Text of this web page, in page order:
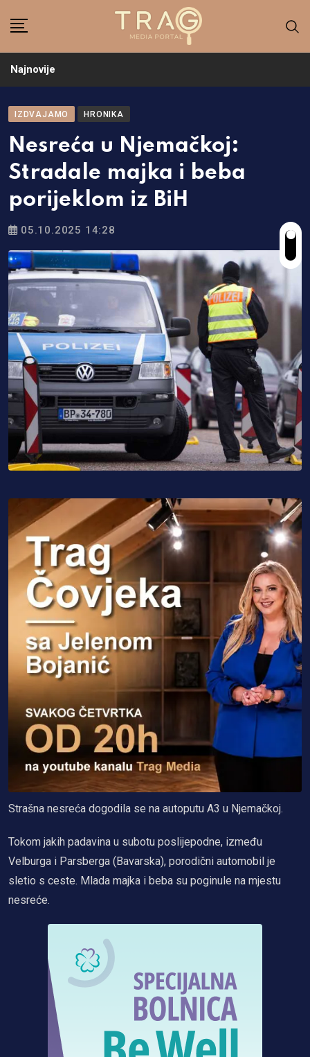
Najnovije
IZDVAJAMO HRONIKA
Nesreća u Njemačkoj:
Stradale majka i beba
porijeklom iz BiH
05.10.2025 14:28
Strašna nesreća dogodila se na autoputu A3 u Njemačkoj.
Tokom jakih padavina u subotu poslijepodne, između
Velburga i Parsberga (Bavarska), porodični automobil je
sletio s ceste. Mlada majka i beba su poginule na mjestu
nesreće.